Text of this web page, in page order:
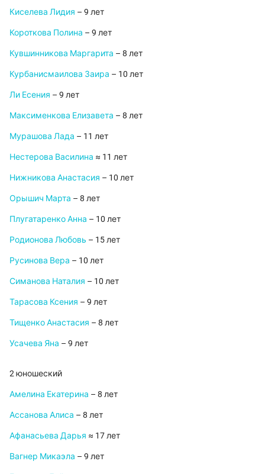
Киселева Лидия – 9 лет
Короткова Полина – 9 лет
Кувшинникова Маргарита – 8 лет
Курбанисмаилова Заира – 10 лет
Ли Есения – 9 лет
Максименкова Елизавета – 8 лет
Мурашова Лада – 11 лет
Нестерова Василина ≈ 11 лет
Нижникова Анастасия – 10 лет
Орышич Марта – 8 лет
Плугатаренко Анна – 10 лет
Родионова Любовь – 15 лет
Русинова Вера – 10 лет
Симанова Наталия – 10 лет
Тарасова Ксения – 9 лет
Тищенко Анастасия – 8 лет
Усачева Яна – 9 лет
2 юношеский
Амелина Екатерина – 8 лет
Ассанова Алиса – 8 лет
Афанасьева Дарья ≈ 17 лет
Вагнер Микаэла – 9 лет